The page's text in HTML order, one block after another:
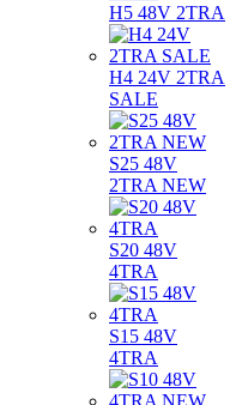
H5 48V 2TRA
H4 24V 2TRA
SALE
S25 48V
2TRA NEW
S20 48V
4TRA
S15 48V
4TRA